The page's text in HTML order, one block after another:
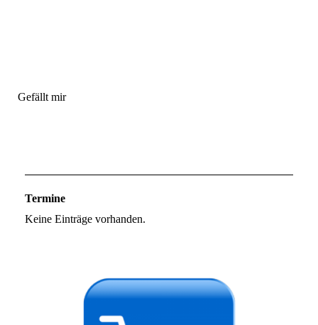
Gefällt mir
Termine
Keine Einträge vorhanden.